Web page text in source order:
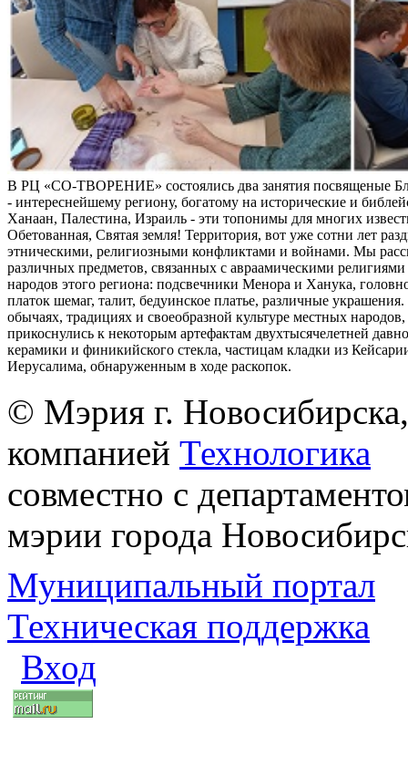
В РЦ «СО-ТВОРЕНИЕ» состоялись два занятия посвященые
- интереснейшему региону, богатому на исторические и
Ханаан, Палестина, Израиль - эти топонимы для многих
Обетованная, Святая земля! Территория, вот уже сотни лет
этническими, религиозными конфликтами и войнами. Мы
различных предметов, связанных с авраамическими религиями
народов этого региона: подсвечники Менора и Ханука,
платок шемаг, талит, бедуинское платье, различные
обычаях, традициях и своеобразной культуре местных
прикоснулись к некоторым артефактам двухтысячелетней
керамики и финикийского стекла, частицам кладки из
Иерусалима, обнаруженным в ходе раскопок.
© Мэрия г.
компанией Технологика
совместно с
мэрии города
Муниципальный портал
Техническая поддержка
Вход